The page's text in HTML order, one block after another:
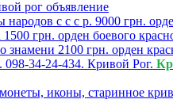
с с с р. 9000 грн.
грн. орден боевого
знамени 2100 грн. орден
098-34-24-434. Кривой Рог.